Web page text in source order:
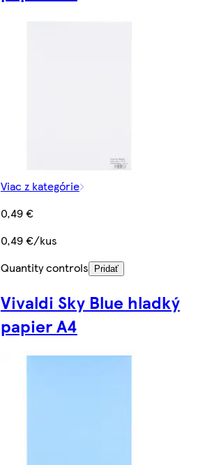
Viac z kategórie
0,49 €
0,49 €/kus
Quantity controls
Pridať
Vivaldi Sky Blue hladký
papier A4